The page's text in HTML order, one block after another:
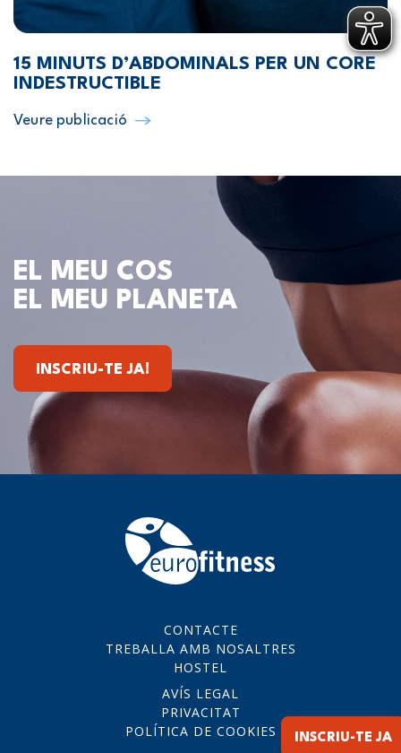
INSCRIU-TE JA
15 MINUTS D’ABDOMINALS PER UN CORE
INDESTRUCTIBLE
Veure publicació
EL MEU COS
EL MEU PLANETA
INSCRIU-TE JA!
CONTACTE
TREBALLA AMB NOSALTRES
HOSTEL
AVÍS LEGAL
PRIVACITAT
POLÍTICA DE COOKIES